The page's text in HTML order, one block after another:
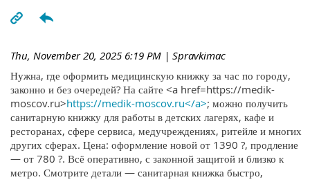
Thu, November 20, 2025 6:19 PM | Spravkimac
Нужна, где оформить медицинскую книжку за час по городу,
законно и без очередей? На сайте <a href=https://medik-
moscov.ru>https://medik-moscov.ru</a>; можно получить
санитарную книжку для работы в детских лагерях, кафе и
ресторанах, сфере сервиса, медучреждениях, ритейле и многих
других сферах. Цена: оформление новой от 1390 ?, продление
— от 780 ?. Всё оперативно, с законной защитой и близко к
метро. Смотрите детали — санитарная книжка быстро,